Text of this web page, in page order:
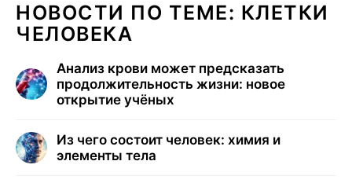
НОВОСТИ ПО ТЕМЕ: КЛЕТКИ
ЧЕЛОВЕКА
Анализ крови может предсказать
продолжительность жизни: новое
открытие учёных
Из чего состоит человек: химия и
элементы тела